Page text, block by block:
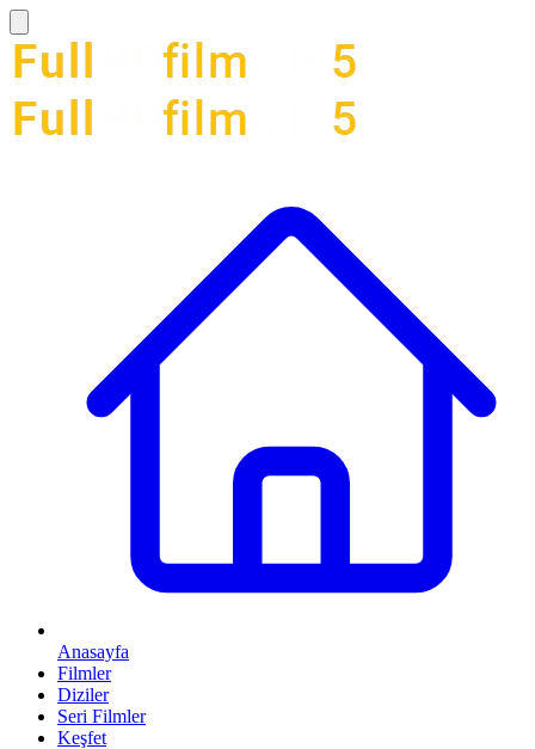
Anasayfa
Filmler
Diziler
Seri Filmler
Keşfet